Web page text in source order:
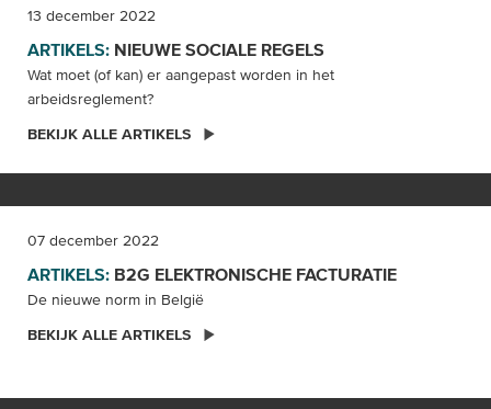
13 december 2022
ARTIKELS: NIEUWE SOCIALE REGELS
Wat moet (of kan) er aangepast worden in het
arbeidsreglement?
BEKIJK ALLE ARTIKELS
07 december 2022
ARTIKELS: B2G ELEKTRONISCHE FACTURATIE
De nieuwe norm in België
BEKIJK ALLE ARTIKELS